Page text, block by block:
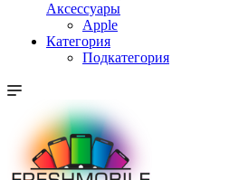
Аксессуары
Apple
Категория
Подкатегория